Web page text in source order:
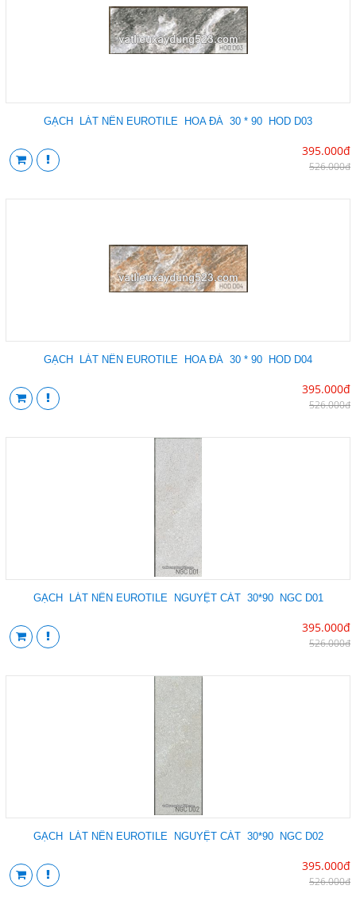
GẠCH LÁT NỀN EUROTILE HOA ĐÁ 30 * 90 HOD D03
395.000đ
526.000đ
GẠCH LÁT NỀN EUROTILE HOA ĐÁ 30 * 90 HOD D04
395.000đ
526.000đ
GẠCH LÁT NỀN EUROTILE NGUYỆT CÁT 30*90 NGC D01
395.000đ
526.000đ
GẠCH LÁT NỀN EUROTILE NGUYỆT CÁT 30*90 NGC D02
395.000đ
526.000đ